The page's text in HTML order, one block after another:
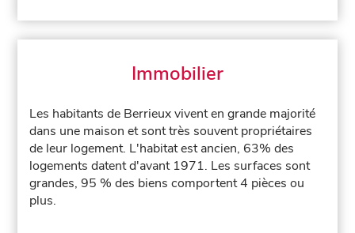
Immobilier
Les habitants de Berrieux vivent en grande majorité
dans une maison et sont très souvent propriétaires
de leur logement. L'habitat est ancien, 63% des
logements datent d'avant 1971. Les surfaces sont
grandes, 95 % des biens comportent 4 pièces ou
plus.